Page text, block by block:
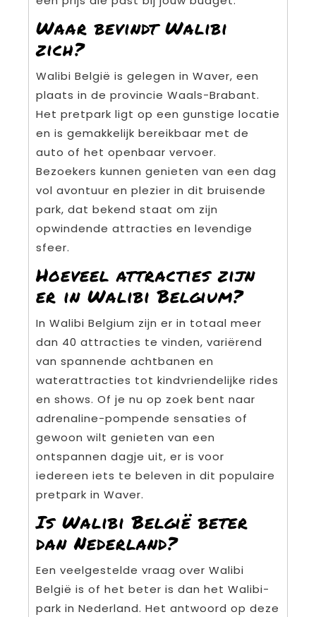
Waar bevindt Walibi
zich?
Walibi België is gelegen in Waver, een
plaats in de provincie Waals-Brabant.
Het pretpark ligt op een gunstige locatie
en is gemakkelijk bereikbaar met de
auto of het openbaar vervoer.
Bezoekers kunnen genieten van een dag
vol avontuur en plezier in dit bruisende
park, dat bekend staat om zijn
opwindende attracties en levendige
sfeer.
Hoeveel attracties zijn
er in Walibi Belgium?
In Walibi Belgium zijn er in totaal meer
dan 40 attracties te vinden, variërend
van spannende achtbanen en
waterattracties tot kindvriendelijke rides
en shows. Of je nu op zoek bent naar
adrenaline-pompende sensaties of
gewoon wilt genieten van een
ontspannen dagje uit, er is voor
iedereen iets te beleven in dit populaire
pretpark in Waver.
Is Walibi België beter
dan Nederland?
Een veelgestelde vraag over Walibi
België is of het beter is dan het Walibi-
park in Nederland. Het antwoord op deze